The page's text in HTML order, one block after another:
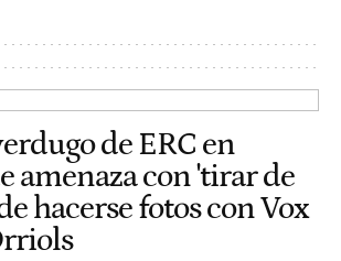
de ERC en
amenaza con 'tirar de
hacerse fotos con Vox